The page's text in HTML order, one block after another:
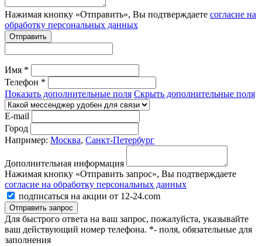
Нажимая кнопку «Отправить», Вы подтверждаете согласие на
обработку персональных данных
Отправить
Имя *
Телефон *
Показать дополнительные поля Скрыть дополнительные поля
E-mail
Город
Например: Москва, Санкт-Петербург
Дополнительная информация
Нажимая кнопку «Отправить запрос», Вы подтверждаете
согласие на обработку персональных данных
подписаться на акции от 12-24.com
Отправить запрос
Для быстрого ответа на ваш запрос, пожалуйста, указывайте
ваш действующий номер телефона. *- поля, обязательные для
заполнения